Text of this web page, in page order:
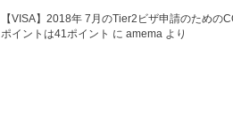
【VISA】2018年 7月のTier2ビザ申請のための
ポイントは41ポイント に amema より